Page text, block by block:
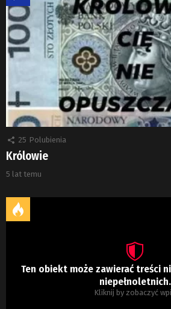
25 Polubienia
Królowie
5 lat temu
Ten obiekt może zawierać treści
niepełnoletnich.
Kliknij by zobaczyć